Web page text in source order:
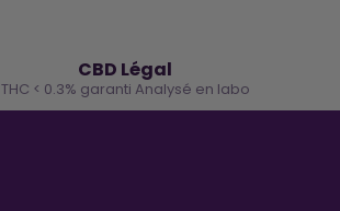
CBD Légal
THC < 0.3% garanti Analysé en labo